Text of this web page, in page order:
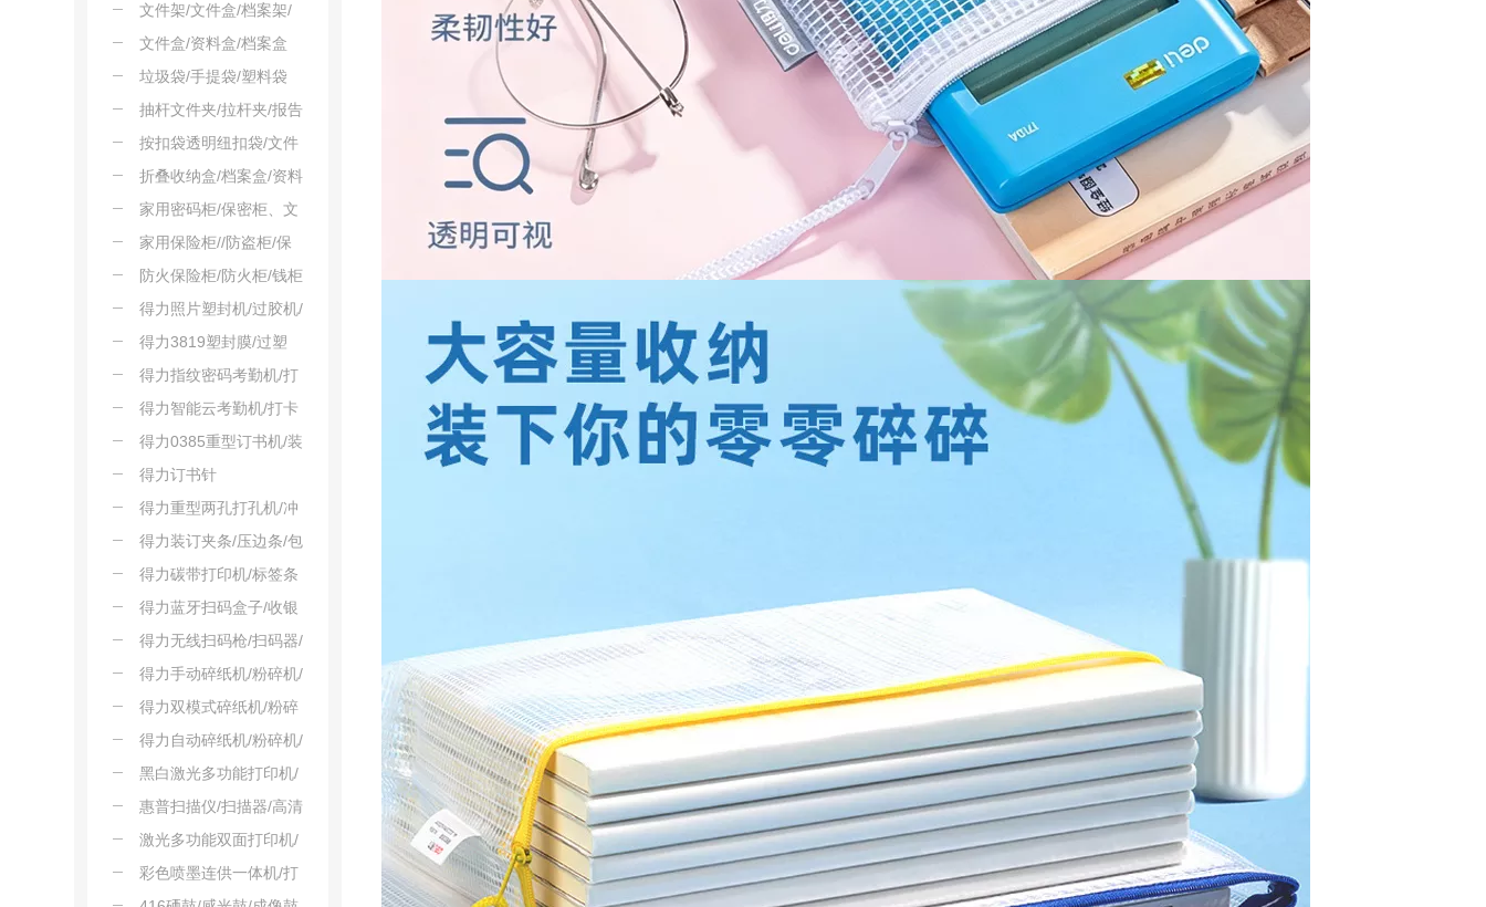
会议板夹
文件架/文件盒/档案架/
报告架
文件盒/资料盒/档案盒
垃圾袋/手提袋/塑料袋
抽杆文件夹/拉杆夹/报告
夹
按扣袋透明纽扣袋/文件
袋
折叠收纳盒/档案盒/资料
夹
家用密码柜/保密柜、文
件柜
家用保险柜//防盗柜/保
险箱
防火保险柜/防火柜/钱柜
得力照片塑封机/过胶机/
过塑机
得力3819塑封膜/过塑
膜/热裱膜
得力指纹密码考勤机/打
卡机
得力智能云考勤机/打卡
机
得力0385重型订书机/装
订机
得力订书针
得力重型两孔打孔机/冲
孔器
得力装订夹条/压边条/包
边条
得力碳带打印机/标签条
码价签打印
得力蓝牙扫码盒子/收银
器/扫码终端
得力无线扫码枪/扫码器/
扫描枪/巴枪
得力手动碎纸机/粉碎机/
破碎机
得力双模式碎纸机/粉碎
机/破碎机
得力自动碎纸机/粉碎机/
破碎机
黑白激光多功能打印机/
扫描仪
惠普扫描仪/扫描器/高清
扫描
激光多功能双面打印机/
扫描仪/复印机
彩色喷墨连供一体机/打